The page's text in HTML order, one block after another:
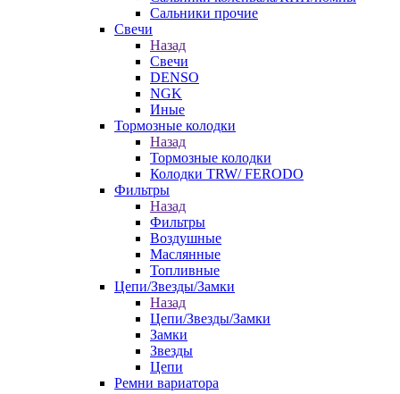
Сальники прочие
Свечи
Назад
Свечи
DENSO
NGK
Иные
Тормозные колодки
Назад
Тормозные колодки
Колодки TRW/ FERODO
Фильтры
Назад
Фильтры
Воздушные
Маслянные
Топливные
Цепи/Звезды/Замки
Назад
Цепи/Звезды/Замки
Замки
Звезды
Цепи
Ремни вариатора